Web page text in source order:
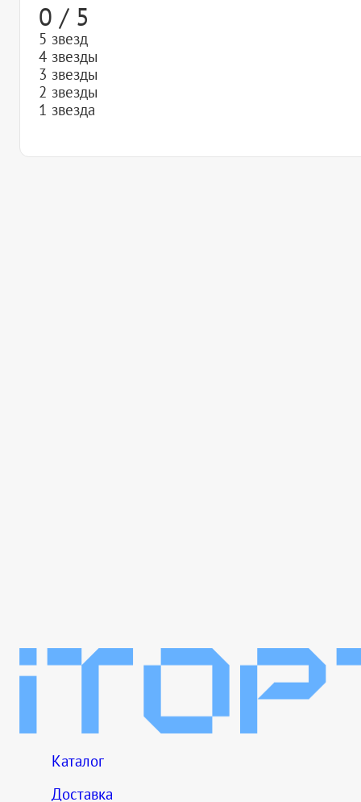
0 / 5
5 звезд
4 звезды
3 звезды
2 звезды
1 звезда
Каталог
Доставка